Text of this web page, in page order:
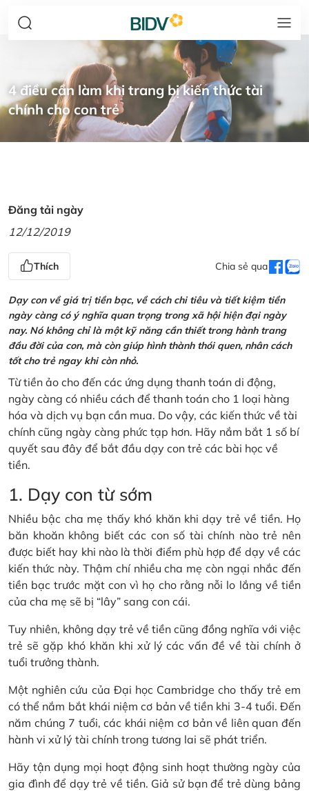
4 điều cần làm khi trang bị kiến thức tài
chính cho con trẻ
Đăng tải ngày
12/12/2019
Thích Chia sẻ qua
Dạy con về giá trị tiền bạc, về cách chi tiêu và tiết kiệm tiền
ngày càng có ý nghĩa quan trọng trong xã hội hiện đại ngày
nay. Nó không chỉ là một kỹ năng cần thiết trong hành trang
đầu đời của con, mà còn giúp hình thành thói quen, nhân cách
tốt cho trẻ ngay khi còn nhỏ.
Từ tiền ảo cho đến các ứng dụng thanh toán di động,
ngày càng có nhiều cách để thanh toán cho 1 loại hàng
hóa và dịch vụ bạn cần mua. Do vậy, các kiến thức về tài
chính cũng ngày càng phức tạp hơn. Hãy nắm bắt 1 số bí
quyết sau đây để bắt đầu dạy con trẻ các bài học về
tiền.
1. Dạy con từ sớm
Nhiều bậc cha mẹ thấy khó khăn khi dạy trẻ về tiền. Họ
băn khoăn không biết các con số tài chính nào trẻ nên
được biết hay khi nào là thời điểm phù hợp để dạy về các
kiến thức này. Thậm chí nhiều cha mẹ còn ngại nhắc đến
tiền bạc trước mặt con vì họ cho rằng nỗi lo lắng về tiền
của cha mẹ sẽ bị “lây” sang con cái.
Tuy nhiên, không dạy trẻ về tiền cũng đồng nghĩa với việc
trẻ sẽ gặp khó khăn khi xử lý các vấn đề về tài chính ở
tuổi trưởng thành.
Một nghiên cứu của Đại học Cambridge cho thấy trẻ em
có thể nắm bắt khái niệm cơ bản về tiền khi 3-4 tuổi. Đến
năm chúng 7 tuổi, các khái niệm cơ bản về liên quan đến
hành vi xử lý tài chính trong tương lai sẽ phát triển.
Hãy tận dụng mọi hoạt động sinh hoạt thường ngày của
gia đình để dạy trẻ về tiền. Giả sử bạn để trẻ dùng bảng